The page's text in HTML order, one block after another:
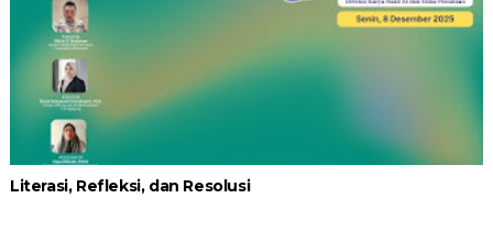
Literasi, Refleksi, dan Resolusi